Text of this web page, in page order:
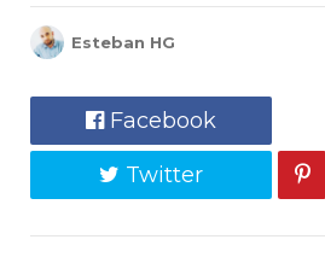
Esteban HG
Facebook
Twitter